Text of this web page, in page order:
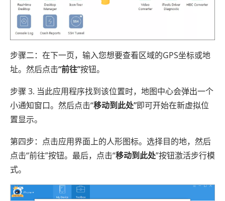
步骤二：在下一页，输入您想要查看区域的GPS坐标或地
址。然后点击“前往”按钮。
步骤 3. 当此应用程序找到该位置时，地图中心会弹出一个
小通知窗口。然后点击“移动到此处”即可开始在新虚拟位
置显示。
第四步：点击应用界面上的人形图标。选择目的地，然后
点击“前往”按钮。最后，点击“移动到此处”按钮激活步行模
式。